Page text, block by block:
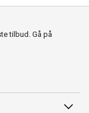
tilbud. Gå på